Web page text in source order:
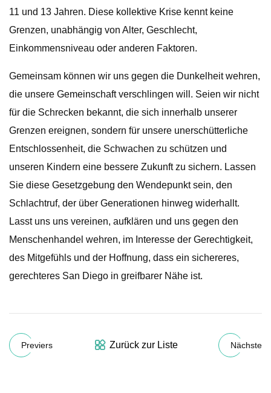
11 und 13 Jahren. Diese kollektive Krise kennt keine
Grenzen, unabhängig von Alter, Geschlecht,
Einkommensniveau oder anderen Faktoren.
Gemeinsam können wir uns gegen die Dunkelheit wehren,
die unsere Gemeinschaft verschlingen will. Seien wir nicht
für die Schrecken bekannt, die sich innerhalb unserer
Grenzen ereignen, sondern für unsere unerschütterliche
Entschlossenheit, die Schwachen zu schützen und
unseren Kindern eine bessere Zukunft zu sichern. Lassen
Sie diese Gesetzgebung den Wendepunkt sein, den
Schlachtruf, der über Generationen hinweg widerhallt.
Lasst uns uns vereinen, aufklären und uns gegen den
Menschenhandel wehren, im Interesse der Gerechtigkeit,
des Mitgefühls und der Hoffnung, dass ein sichereres,
gerechteres San Diego in greifbarer Nähe ist.
Previers Zurück zur Liste Nächste